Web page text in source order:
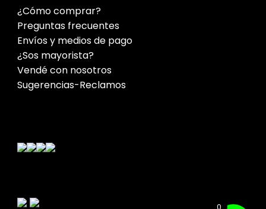
¿Cómo comprar?
Preguntas frecuentes
Envíos y medios de pago
¿Sos mayorista?
Vendé con nosotros
Sugerencias-Reclamos